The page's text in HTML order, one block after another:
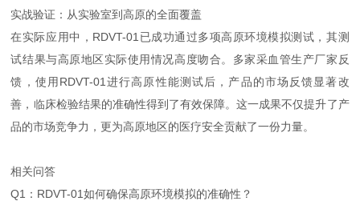
实战验证：从实验室到高原的全面覆盖
在实际应用中，RDVT-01已成功通过多项高原环境模拟测试，其测
试结果与高原地区实际使用情况高度吻合。多家采血管生产厂家反
馈，使用RDVT-01进行高原性能测试后，产品的市场反馈显著改
善，临床检验结果的准确性得到了有效保障。这一成果不仅提升了产
品的市场竞争力，更为高原地区的医疗安全贡献了一份力量。
相关问答
Q1：RDVT-01如何确保高原环境模拟的准确性？